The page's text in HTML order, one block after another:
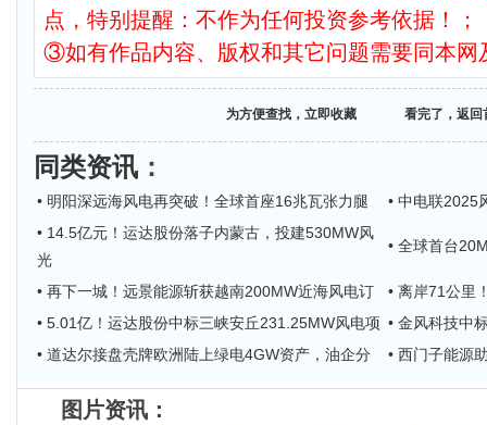
点，特别提醒：不作为任何投资参考依据！；
③如有作品内容、版权和其它问题需要同本网
为方便查找，立即收藏 看完了，返回
同类资讯 ：
• 明阳深远海风电再突破！全球首座16兆瓦张力腿
• 中电联2025
• 14.5亿元！运达股份落子内蒙古，投建530MW风
光
• 全球首台
• 再下一城！远景能源斩获越南200MW近海风电订
• 离岸71公里
• 5.01亿！运达股份中标三峡安丘231.25MW风电项 • 金风科技中
• 道达尔接盘壳牌欧洲陆上绿电4GW资产，油企分
• 西门子能源
图片资讯：